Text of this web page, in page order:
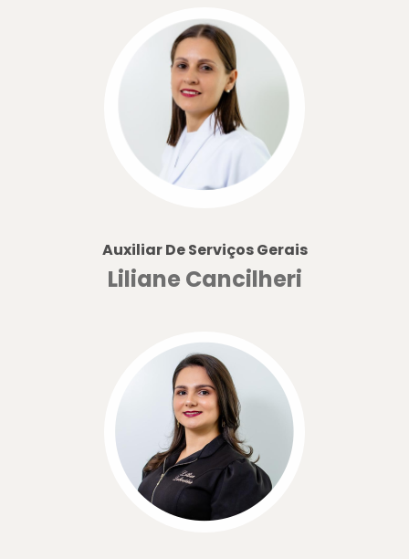
Auxiliar De Serviços Gerais
Liliane Cancilheri